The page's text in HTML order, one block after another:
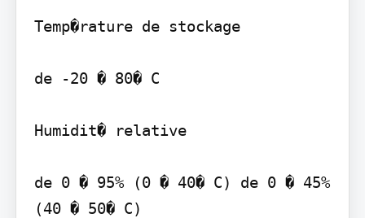
Temp�rature de stockage
de -20 � 80� C
Humidit� relative
de 0 � 95% (0 � 40� C) de 0 � 45%
(40 � 50� C)